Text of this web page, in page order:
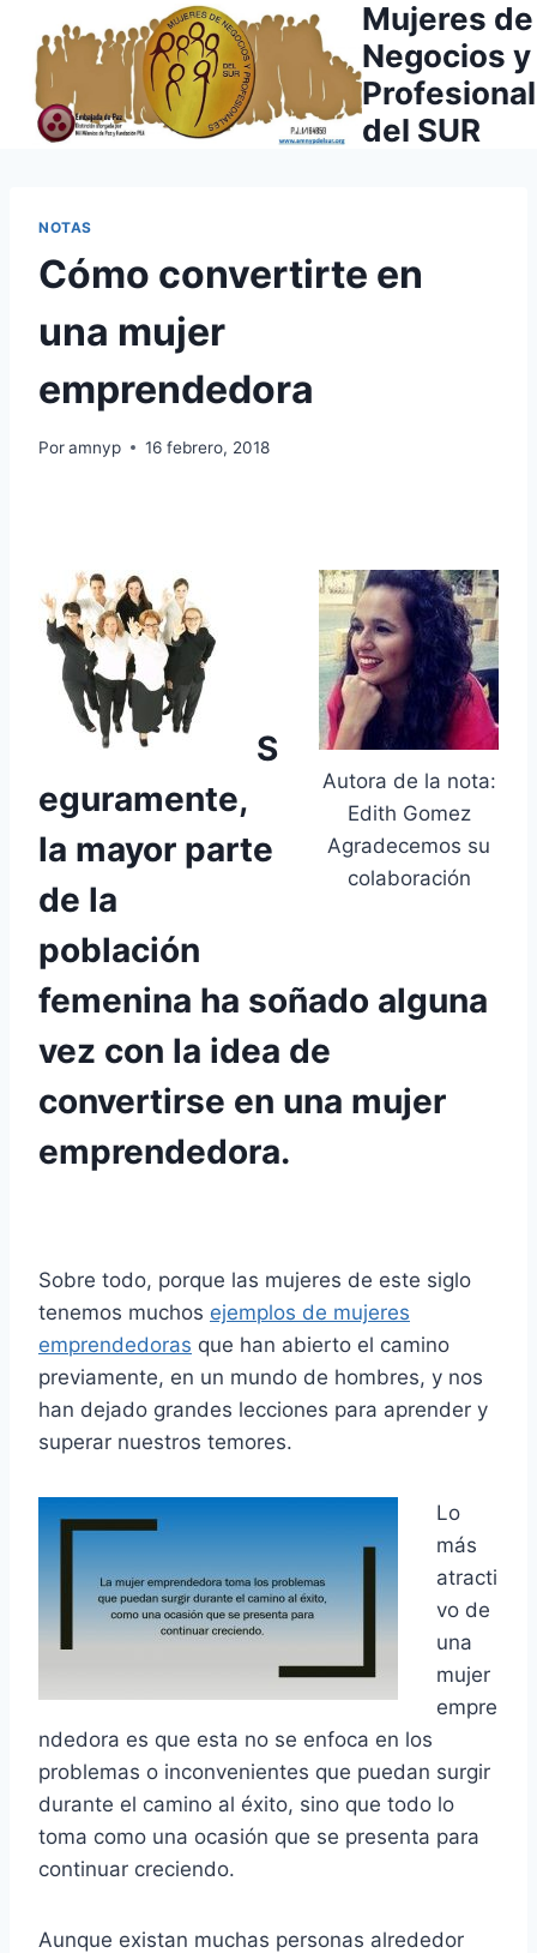
contenido
Mujeres de
Negocios y
del SUR
NOTAS
Cómo convertirte en
una mujer
emprendedora
Poramnyp 16 febrero, 2018
Autora de la nota:
Edith Gomez
Agradecemos su
colaboración
S
eguramente,
la mayor parte
de la
población
femenina ha soñado alguna
vez con la idea de
convertirse en una mujer
emprendedora.
Sobre todo, porque las mujeres de este siglo
tenemos muchos ejemplos de mujeres
emprendedoras que han abierto el camino
previamente, en un mundo de hombres, y nos
han dejado grandes lecciones para aprender y
superar nuestros temores.
Lo
más
atracti
vo de
una
mujer
empre
ndedora es que esta no se enfoca en los
problemas o inconvenientes que puedan surgir
durante el camino al éxito, sino que todo lo
toma como una ocasión que se presenta para
continuar creciendo.
Aunque existan muchas personas alrededor